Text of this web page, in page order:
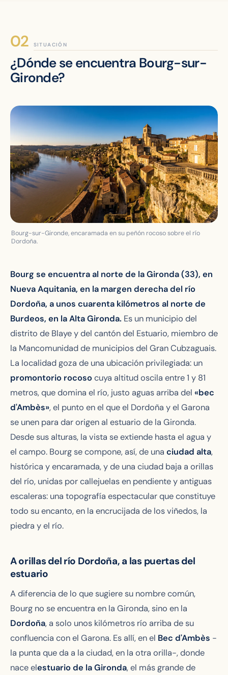
SITUACIÓN
¿Dónde se encuentra Bourg-sur-
Gironde?
Bourg-sur-Gironde, encaramada en su peñón rocoso sobre el río
Dordoña.
Bourg se encuentra al norte de la Gironda (33), en
Nueva Aquitania, en la margen derecha del río
Dordoña, a unos cuarenta kilómetros al norte de
Burdeos, en la Alta Gironda. Es un municipio del
distrito de Blaye y del cantón del Estuario, miembro de
la Mancomunidad de municipios del Gran Cubzaguais.
La localidad goza de una ubicación privilegiada: un
promontorio rocosocuya altitud oscila entre 1 y 81
metros, que domina el río, justo aguas arriba del «bec
d'Ambès», el punto en el que el Dordoña y el Garona
se unen para dar origen al estuario de la Gironda.
Desde sus alturas, la vista se extiende hasta el agua y
el campo. Bourg se compone, así, de una ciudad alta,
histórica y encaramada, y de una ciudad baja a orillas
del río, unidas por callejuelas en pendiente y antiguas
escaleras: una topografía espectacular que constituye
todo su encanto, en la encrucijada de los viñedos, la
piedra y el río.
A orillas del río Dordoña, a las puertas del
estuario
A diferencia de lo que sugiere su nombre común,
Bourg no se encuentra en la Gironda, sino en la
Dordoña, a solo unos kilómetros río arriba de su
confluencia con el Garona. Es allí, en el Bec d'Ambès -
la punta que da a la ciudad, en la otra orilla-, donde
nace elestuario de la Gironda, el más grande de